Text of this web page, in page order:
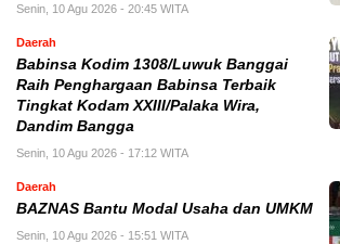
Senin, 10 Agu 2026 - 20:45 WITA
Daerah
Babinsa Kodim 1308/Luwuk Banggai
Raih Penghargaan Babinsa Terbaik
Tingkat Kodam XXIII/Palaka Wira,
Dandim Bangga
Senin, 10 Agu 2026 - 17:12 WITA
Daerah
BAZNAS Bantu Modal Usaha dan UMKM
Senin, 10 Agu 2026 - 15:51 WITA